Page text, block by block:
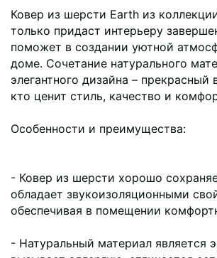
Ковер из шерсти Earth из
только придаст интерьеру
поможет в создании уютной
доме. Сочетание натурального
элегантного дизайна – прекрасный
кто ценит стиль, качество и
Особенности и преимущества:
- Ковер из шерсти хорошо
обладает звукоизоляционными
обеспечивая в помещении
- Натуральный материал является